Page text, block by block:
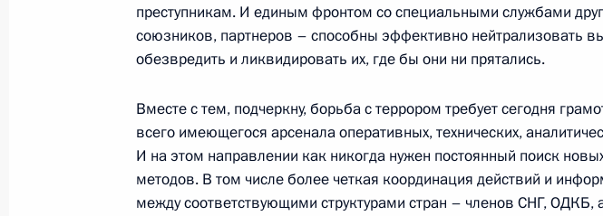
Вступительное слово на учредительном съезде Ассоциации
22 декабря 2005 года, 16:03 Москва
21 декабря 2005 года, среда
преступникам. И единым фронтом со специальными службами
союзников, партнеров – способны эффективно нейтрализовать
обезвредить и ликвидировать их, где бы они ни прятались.
Вместе с тем, подчеркну, борьба с террором требует сегодня
всего имеющегося арсенала оперативных, технических,
И на этом направлении как никогда нужен постоянный поиск
методов. В том числе более четкая координация действий и
между соответствующими структурами стран – членов СНГ, ОДКБ,